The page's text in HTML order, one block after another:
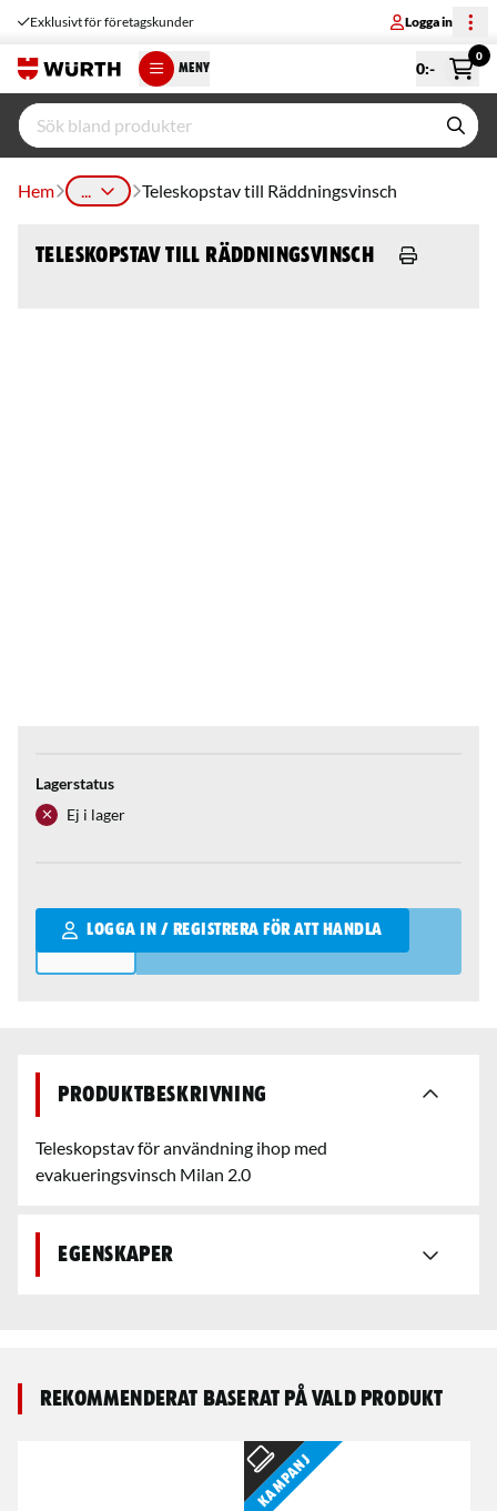
Exklusivt för företagskunder Logga in
MENY 0:-
0
Hem ... Teleskopstav till Räddningsvinsch
Teleskopstav till Räddningsvinsch
Lagerstatus
Ej i lager
LOGGA IN / REGISTRERA FÖR ATT HANDLA
Qantity
Produktbeskrivning
Teleskopstav för användning ihop med
evakueringsvinsch Milan 2.0
Egenskaper
Rekommenderat baserat på vald produkt
Kampanj